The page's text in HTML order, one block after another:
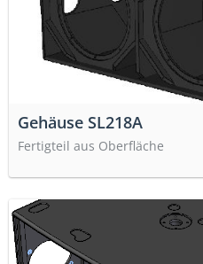
Gehäuse SL218A
Fertigteil aus Oberfläche